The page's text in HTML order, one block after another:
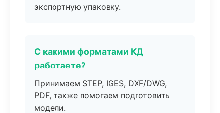
экспортную упаковку.
С какими форматами КД
работаете?
Принимаем STEP, IGES, DXF/DWG,
PDF, также помогаем подготовить
модели.